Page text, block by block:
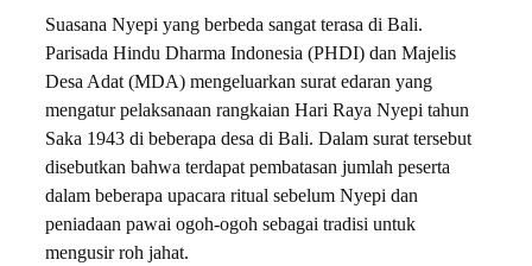
Suasana Nyepi yang berbeda sangat terasa di Bali.
Parisada Hindu Dharma Indonesia (PHDI) dan Majelis
Desa Adat (MDA) mengeluarkan surat edaran yang
mengatur pelaksanaan rangkaian Hari Raya Nyepi tahun
Saka 1943 di beberapa desa di Bali. Dalam surat tersebut
disebutkan bahwa terdapat pembatasan jumlah peserta
dalam beberapa upacara ritual sebelum Nyepi dan
peniadaan pawai ogoh-ogoh sebagai tradisi untuk
mengusir roh jahat.